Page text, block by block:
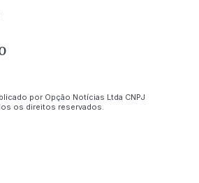
por Opção Notícias Ltda CNPJ
os direitos reservados.